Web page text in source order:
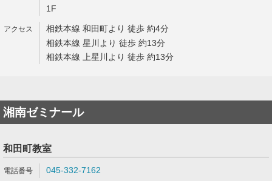
1F
相鉄本線 和田町より 徒歩 約4分
相鉄本線 星川より 徒歩 約13分
相鉄本線 上星川より 徒歩 約13分
湘南ゼミナール
和田町教室
045-332-7162